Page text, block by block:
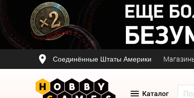
Соединённые Штаты Америки
Каталог